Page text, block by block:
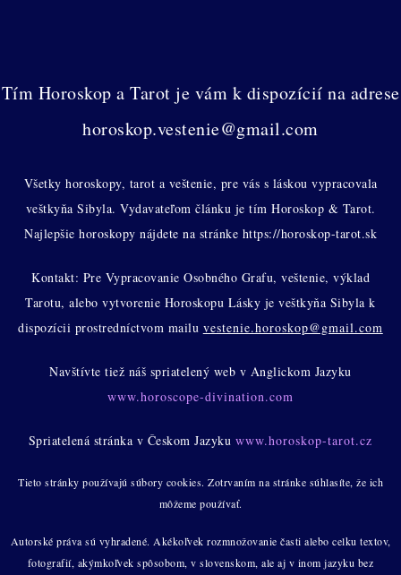
Tím Horoskop a Tarot je vám k dispozícií na adrese
horoskop.vestenie@gmail.com
Všetky horoskopy, tarot a veštenie, pre vás s láskou vypracovala
veštkyňa Sibyla. Vydavateľom článku je tím Horoskop & Tarot.
Najlepšie horoskopy nájdete na stránke https://horoskop-tarot.sk
Kontakt: Pre Vypracovanie Osobného Grafu, veštenie, výklad
Tarotu, alebo vytvorenie Horoskopu Lásky je veštkyňa Sibyla k
dispozícii prostredníctvom mailu vestenie.horoskop@gmail.com
Navštívte tiež náš spriatelený web v Anglickom Jazyku
www.horoscope-divination.com
Spriatelená stránka v Českom Jazyku www.horoskop-tarot.cz
Tieto stránky používajú súbory cookies. Zotrvaním na stránke súhlasíte, že ich
môžeme používať.
Autorské práva sú vyhradené. Akékoľvek rozmnožovanie časti alebo celku textov,
fotografií, akýmkoľvek spôsobom, v slovenskom, ale aj v inom jazyku bez